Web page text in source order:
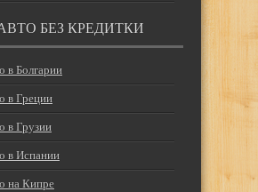
БЕЗ КРЕДИТКИ
в Болгарии
в Греции
в Грузии
в Испании
на Кипре